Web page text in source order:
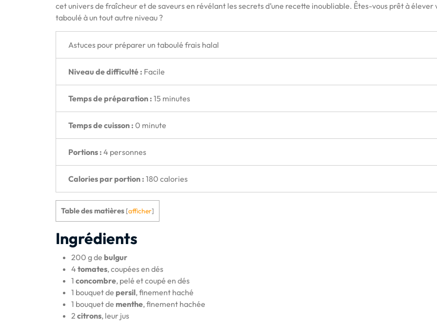
cet univers de fraîcheur et de saveurs en révélant les secrets d’une recette inoubliable. Êtes-vous prêt à élever
taboulé à un tout autre niveau ?
Astuces pour préparer un taboulé frais halal
Niveau de difficulté : Facile
Temps de préparation : 15 minutes
Temps de cuisson : 0 minute
Portions : 4 personnes
Calories par portion : 180 calories
Table des matières [afficher]
Ingrédients
200 g de bulgur
4 tomates, coupées en dés
1 concombre, pelé et coupé en dés
1 bouquet de persil, finement haché
1 bouquet de menthe, finement hachée
2 citrons, leur jus